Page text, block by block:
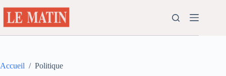
au
contenu
Accueil / Politique